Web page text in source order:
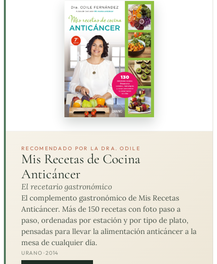
RECOMENDADO POR LA DRA. ODILE
Mis Recetas de Cocina
Anticáncer
El recetario gastronómico
El complemento gastronómico de Mis Recetas
Anticáncer. Más de 150 recetas con foto paso a
paso, ordenadas por estación y por tipo de plato,
pensadas para llevar la alimentación anticáncer a la
mesa de cualquier día.
URANO · 2014